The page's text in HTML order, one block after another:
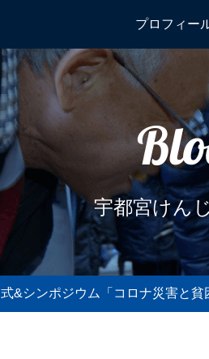
プロフィー
宇都宮けん
&シンポジウム「コロナ災害と